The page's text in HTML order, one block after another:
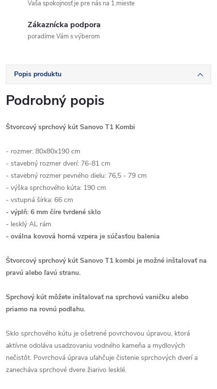
Vaša spokojnosť je pre nás na 1.mieste
Zákaznícka podpora
poradíme Vám s výberom
Popis produktu
Podrobný popis
Štvorcový sprchový kút Sanovo T1 Kombi
- rozmer: 80x80x190 cm
- stavebný rozmer dverí: 76-81 cm
- stavebný rozmer pevného dielu: 76,5 - 79 cm
- výška sprchového kúta: 190 cm
- vstupná šírka: 66 cm
- výplň: 6 mm číre tvrdené sklo
- lesklý AL rám
- oválna kovová horná vzpera je súčasťou balenia
Štvorcový sprchový kút Sanovo T1 kombi je možné inštalovať na
pravú alebo ľavú stranu.
Sprchový kút môžete inštalovať na sprchovú vaničku alebo
priamo na rovnú podlahu.
Sklo sprchového kútu je ošetrené povrchovou úpravou, ktorá
aktívne odoláva usadzovaniu vodného kameňa a mydlových
nečistôt. Povrchová úprava uľahčuje čistenie sprchových dverí a
zanecháva sprchové dvere žiarivo lesklé.